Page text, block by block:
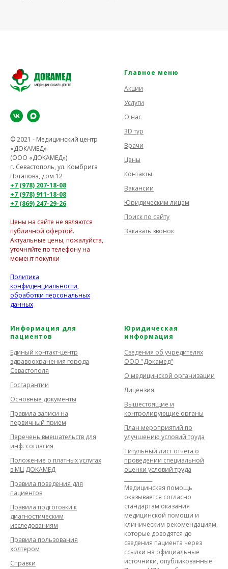
© 2021 - Медицинский центр
«ДОКАМЕД»
(ООО «ДОКАМЕД»)
г. Севастополь, ул. Комбрига
Потапова, дом 12
+7 (978) 207-18-08
+7 (978) 911-18-08
+7 (869) 247-29-26
Цены на сайте не являются
публичной офертой.
Актуальные цены, пожалуйста,
уточняйте по телефону на
момент покупки
Политика
конфиденциальности,
обработки персональных
данных
Главное меню
Акции
Услуги
О нас
3D тур
Врачи
Цены
Контакты
Вакансии
Юридическим лицам
Поиск по сайту
Заказать звонок
Информация для
пациентов
Единый контакт-центр
здравоохранения города
Севастополя
Госгарантии
Основные документы
Правила записи на
первичный прием
Перечень вмешательств для
инф. согласия
Положение о платных услугах
в МЦ ДОКАМЕД
Правила поведения для
пациентов
Правила подготовки к
диагностическим
исследованиям
Правила пользования
холтером
Справки
Юридическая
информация
Сведения об учредителях
ООО "Докамед"
О медицинской организации
Лицензия
Вышестоящие и
контролирующие органы
План мероприятий по
улучшению условий труда
Титульный лист отчета о
проведении специальной
оценки условий труда
Медицинская помощь
оказывается согласно
стандартам оказания
медицинской помощи и
клиническим рекомендациям,
которые доводятся до
сведения пациента через
ссылки на официальные
источники, опубликованные: